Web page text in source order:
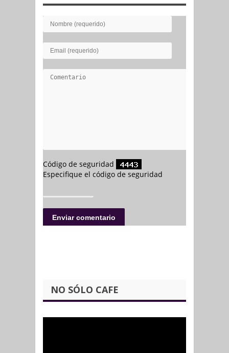
NO SÓLO CAFE